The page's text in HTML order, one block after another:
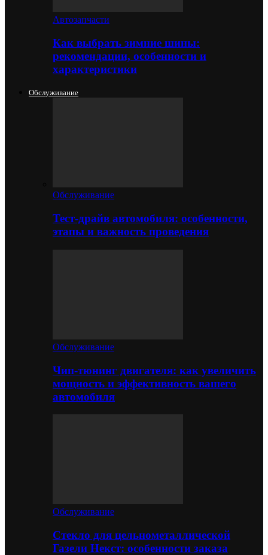
Автозапчасти
Как выбрать зимние шины:
рекомендации, особенности и
характеристики
Обслуживание
Обслуживание
Тест-драйв автомобиля: особенности,
этапы и важность проведения
Обслуживание
Чип-тюнинг двигателя: как увеличить
мощность и эффективность вашего
автомобиля
Обслуживание
Стекло для цельнометаллической
Газели Некст: особенности заказа